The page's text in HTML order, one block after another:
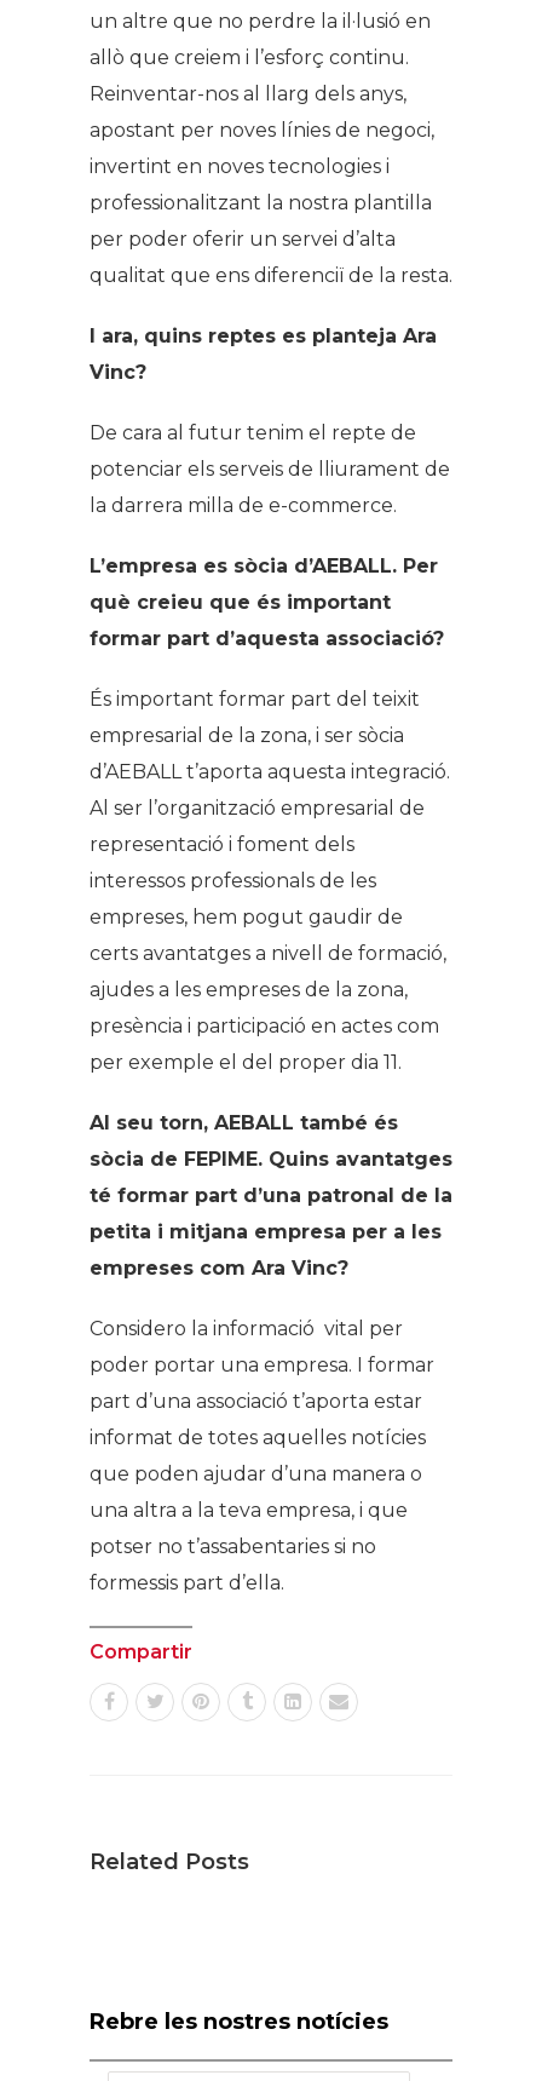
un altre que no perdre la il·lusió en
allò que creiem i l’esforç continu.
Reinventar-nos al llarg dels anys,
apostant per noves línies de negoci,
invertint en noves tecnologies i
professionalitzant la nostra plantilla
per poder oferir un servei d’alta
qualitat que ens diferenciï de la resta.
I ara, quins reptes es planteja Ara
Vinc?
De cara al futur tenim el repte de
potenciar els serveis de lliurament de
la darrera milla de e-commerce.
L’empresa es sòcia d’AEBALL. Per
què creieu que és important
formar part d’aquesta associació?
És important formar part del teixit
empresarial de la zona, i ser sòcia
d’AEBALL t’aporta aquesta integració.
Al ser l’organització empresarial de
representació i foment dels
interessos professionals de les
empreses, hem pogut gaudir de
certs avantatges a nivell de formació,
ajudes a les empreses de la zona,
presència i participació en actes com
per exemple el del proper dia 11.
Al seu torn, AEBALL també és
sòcia de FEPIME. Quins avantatges
té formar part d’una patronal de la
petita i mitjana empresa per a les
empreses com Ara Vinc?
Considero la informació vital per
poder portar una empresa. I formar
part d’una associació t’aporta estar
informat de totes aquelles notícies
que poden ajudar d’una manera o
una altra a la teva empresa, i que
potser no t’assabentaries si no
formessis part d’ella.
Compartir
Related Posts
Rebre les nostres notícies